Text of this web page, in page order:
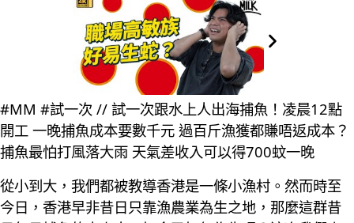
#MM #試一次 // 試一次跟水上人出海捕魚！凌晨12點
開工 一晚捕魚成本要數千元 過百斤漁獲都賺唔返成本？
捕魚最怕打風落大雨 天氣差收入可以得700蚊一晚
從小到大，我們都被教導香港是一條小漁村。然而時至
今日，香港早非昔日只靠漁農業為生之地，那麼這群昔